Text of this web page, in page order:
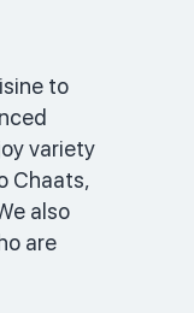
to
variety
Chaats,
also
are